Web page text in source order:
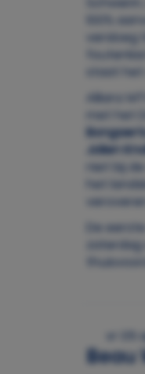
100%
versloeg
staat
Allianz
met het
Jolien
niet bij
het
De
vr 05
Beau